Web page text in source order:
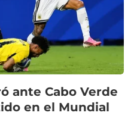
ante Cabo Verde
en el Mundial